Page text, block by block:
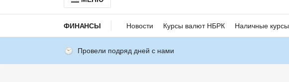
ФИНАНСЫ Новости Курсы валют НБРК Наличные курсы
Провели подряд дней с нами